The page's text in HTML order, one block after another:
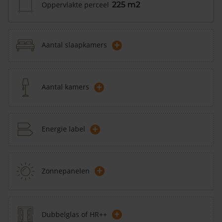
Oppervlakte perceel 225 m2
Aantal slaapkamers +
Aantal kamers +
Energie label +
Zonnepanelen +
Dubbelglas of HR++ +